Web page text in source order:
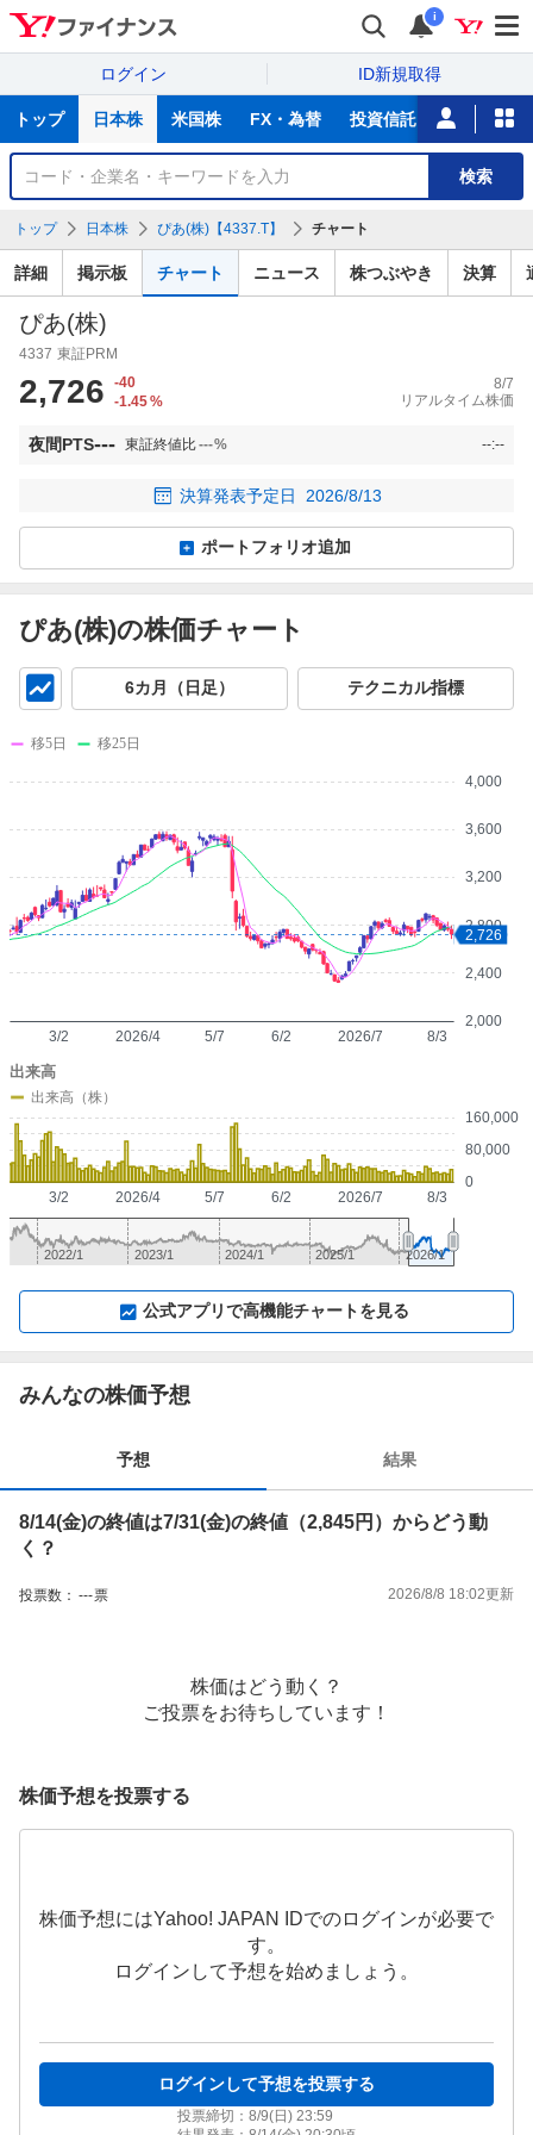
i
ログイン ID新規取得
サ
トップ 日本株 米国株 FX・為替 投資信託 ニュース
銘
検
索
検索
トップ 日本株 ぴあ(株)【4337.T】 チャート
詳細 掲示板 チャート ニュース 株つぶやき 決算
ぴあ(株)
4337 東証PRM
2,726
-40
-1.45%
8/7
リアルタイム株価
夜間PTS--- 東証終値比---% --:--
決算発表予定日 2026/8/13
ポートフォリオ追加
ぴあ(株)の株価チャート
6カ月（日足） テクニカル指標
2,000
2,400
2,800
3,200
3,600
4,000
2026/4 2026/7
3/2 5/7 6/2 8/3
2,726
移5日 移25日
0
80,000
160,000
2026/4 2026/7
3/2 5/7 6/2 8/3
出来高
出来高（株）
2023/1 2025/1
2022/1 2024/1 2026/1
公式アプリで高機能チャートを見る
みんなの株価予想
予想 結果
8/14(金)の終値は7/31(金)の終値（2,845円）からどう動
く？
投票数： ---票 2026/8/8 18:02更新
株価はどう動く？
ご投票をお待ちしています！
株価予想を投票する
株価予想にはYahoo! JAPAN IDでのログインが必要で
す。
ログインして予想を始めましょう。
ログインして予想を投票する
投票締切： 8/9(日) 23:59